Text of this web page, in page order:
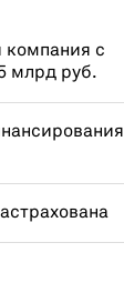
компания с
млрд руб.